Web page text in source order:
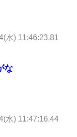
水) 11:46:23.81
な
水) 11:47:16.44